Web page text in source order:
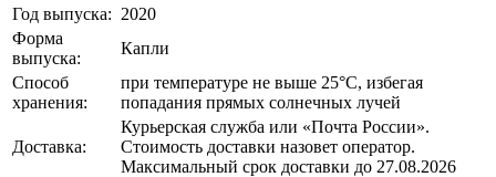
Год выпуска: 2020
Форма
выпуска:
Капли
Способ
хранения:
при температуре не выше 25°C, избегая
попадания прямых солнечных лучей
Доставка:
Курьерская служба или «Почта России».
Стоимость доставки назовет оператор.
Максимальный срок доставки до 27.08.2026